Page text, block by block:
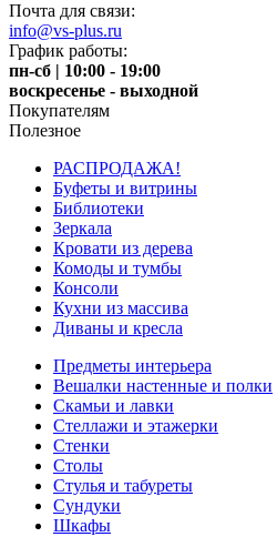
Почта для связи:
info@vs-plus.ru
График работы:
пн-сб | 10:00 - 19:00
воскресенье - выходной
Покупателям
Полезное
РАСПРОДАЖА!
Буфеты и витрины
Библиотеки
Зеркала
Кровати из дерева
Комоды и тумбы
Консоли
Кухни из массива
Диваны и кресла
Предметы интерьера
Вешалки настенные и полки
Скамьи и лавки
Стеллажи и этажерки
Стенки
Столы
Стулья и табуреты
Сундуки
Шкафы